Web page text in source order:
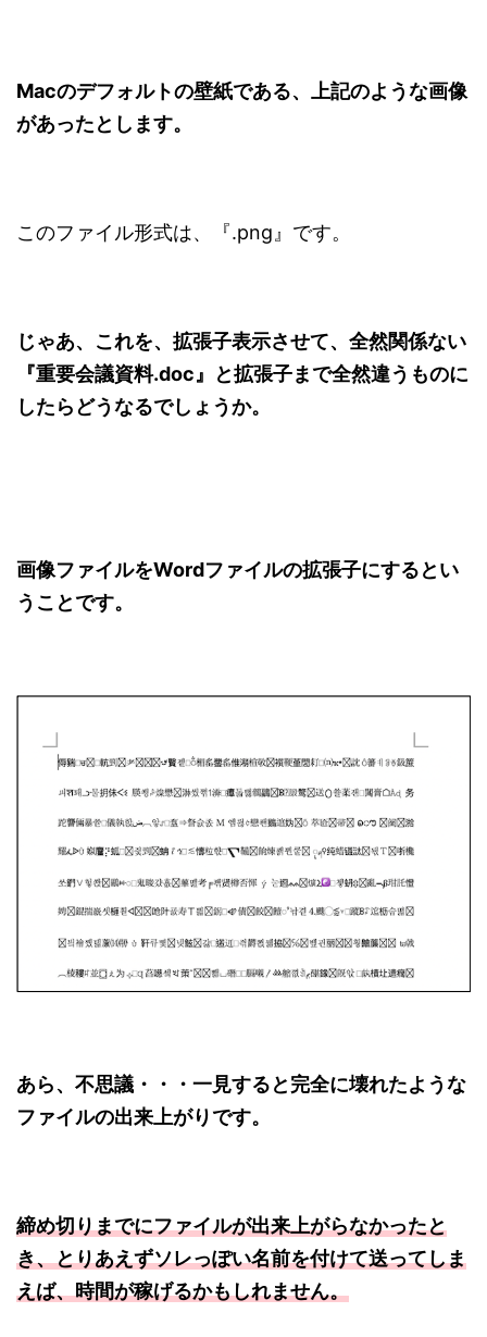
Macのデフォルトの壁紙である、上記のような画像
があったとします。
このファイル形式は、『.png』です。
じゃあ、これを、拡張子表示させて、全然関係ない
『重要会議資料.doc』と拡張子まで全然違うものに
したらどうなるでしょうか。
画像ファイルをWordファイルの拡張子にするとい
うことです。
あら、不思議・・・一見すると完全に壊れたような
ファイルの出来上がりです。
締め切りまでにファイルが出来上がらなかったと
き、とりあえずソレっぽい名前を付けて送ってしま
えば、時間が稼げるかもしれません。